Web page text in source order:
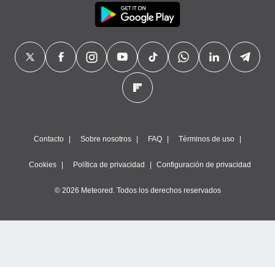
Contacto Sobre nosotros FAQ Términos de uso
Cookies Política de privacidad Configuración de privacidad
© 2026 Meteored. Todos los derechos reservados